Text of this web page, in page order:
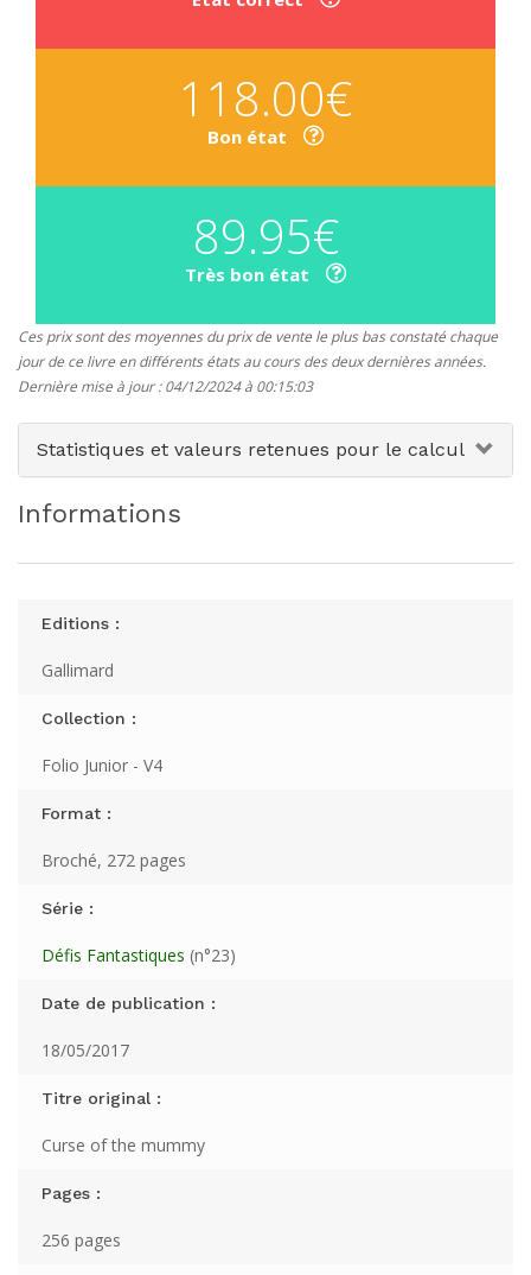
118.00€
Bon état
89.95€
Très bon état
Ces prix sont des moyennes du prix de vente le plus bas constaté chaque
jour de ce livre en différents états au cours des deux dernières années.
Dernière mise à jour : 04/12/2024 à 00:15:03
Statistiques et valeurs retenues pour le calcul
Informations
Editions :
Gallimard
Collection :
Folio Junior - V4
Format :
Broché, 272 pages
Série :
Défis Fantastiques (n°23)
Date de publication :
18/05/2017
Titre original :
Curse of the mummy
Pages :
256 pages